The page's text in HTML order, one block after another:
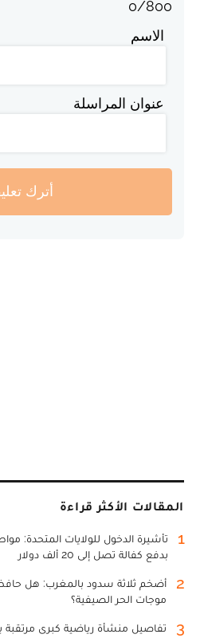
0/800
الاسم
عنوان المراسلة
أترك
المقالات الأكثر قراءة
1
بدفع كفالة تصل إلى 20 ألف دولار
2
أضخم ثلاثة سدود بالمغرب: هل
موجات الحر الصيفية؟
3 تفاصيل منشأة رياضية كبرى مرتقبة